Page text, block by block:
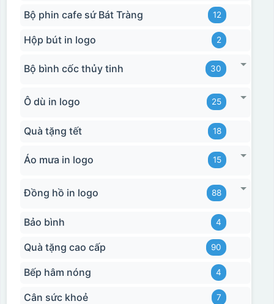
Bộ phin cafe sứ Bát Tràng 12
Hộp bút in logo 2
Bộ bình cốc thủy tinh 30
Ô dù in logo 25
Quà tặng tết 18
Áo mưa in logo 15
Đồng hồ in logo 88
Bảo bình 4
Quà tặng cao cấp 90
Bếp hâm nóng 4
Cân sức khoẻ 7